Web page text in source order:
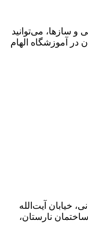
و سازها، می‌توانید
در آموزشگاه الهام
خیابان آیت‌الله
خمینی (آیت شمالی سابق)، پلاک ۸۵۶، ساختمان نارستان،